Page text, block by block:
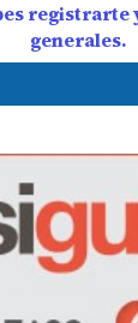
registrarte
generales.